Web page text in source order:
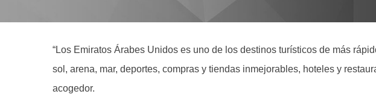
“Los Emiratos Árabes Unidos es uno de los destinos turísticos de más
sol, arena, mar, deportes, compras y tiendas inmejorables, hoteles y
acogedor.